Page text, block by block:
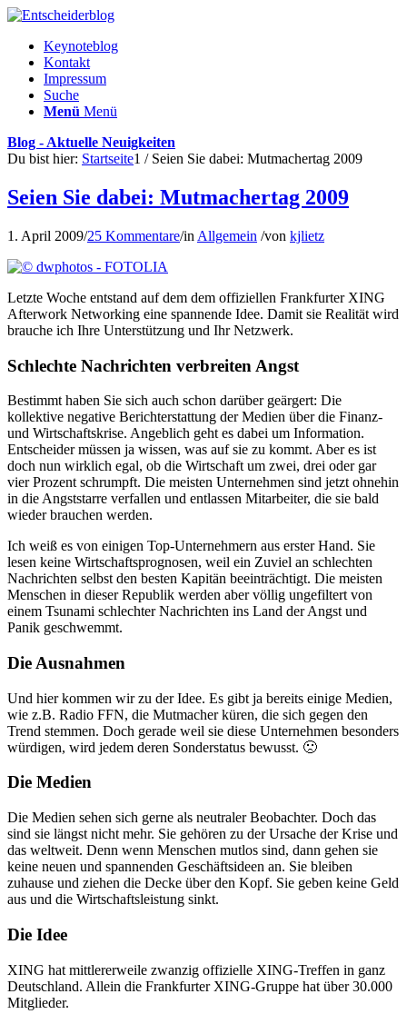
Keynoteblog
Kontakt
Impressum
Suche
Menü Menü
Blog - Aktuelle Neuigkeiten
Du bist hier: Startseite1 / Seien Sie dabei: Mutmachertag 2009
Seien Sie dabei: Mutmachertag 2009
1. April 2009/25 Kommentare/in Allgemein /von kjlietz
Letzte Woche entstand auf dem dem offiziellen Frankfurter XING
Afterwork Networking eine spannende Idee. Damit sie Realität wird
brauche ich Ihre Unterstützung und Ihr Netzwerk.
Schlechte Nachrichten verbreiten Angst
Bestimmt haben Sie sich auch schon darüber geärgert: Die
kollektive negative Berichterstattung der Medien über die Finanz-
und Wirtschaftskrise. Angeblich geht es dabei um Information.
Entscheider müssen ja wissen, was auf sie zu kommt. Aber es ist
doch nun wirklich egal, ob die Wirtschaft um zwei, drei oder gar
vier Prozent schrumpft. Die meisten Unternehmen sind jetzt ohnehin
in die Angststarre verfallen und entlassen Mitarbeiter, die sie bald
wieder brauchen werden.
Ich weiß es von einigen Top-Unternehmern aus erster Hand. Sie
lesen keine Wirtschaftsprognosen, weil ein Zuviel an schlechten
Nachrichten selbst den besten Kapitän beeinträchtigt. Die meisten
Menschen in dieser Republik werden aber völlig ungefiltert von
einem Tsunami schlechter Nachrichten ins Land der Angst und
Panik geschwemmt.
Die Ausnahmen
Und hier kommen wir zu der Idee. Es gibt ja bereits einige Medien,
wie z.B. Radio FFN, die Mutmacher küren, die sich gegen den
Trend stemmen. Doch gerade weil sie diese Unternehmen besonders
würdigen, wird jedem deren Sonderstatus bewusst. 🙁
Die Medien
Die Medien sehen sich gerne als neutraler Beobachter. Doch das
sind sie längst nicht mehr. Sie gehören zu der Ursache der Krise und
das weltweit. Denn wenn Menschen mutlos sind, dann gehen sie
keine neuen und spannenden Geschäftsideen an. Sie bleiben
zuhause und ziehen die Decke über den Kopf. Sie geben keine Geld
aus und die Wirtschaftsleistung sinkt.
Die Idee
XING hat mittlererweile zwanzig offizielle XING-Treffen in ganz
Deutschland. Allein die Frankfurter XING-Gruppe hat über 30.000
Mitglieder.